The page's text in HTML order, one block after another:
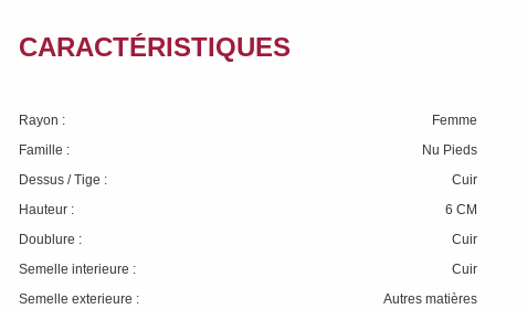
CARACTÉRISTIQUES
Rayon :
Femme
Famille :
Nu Pieds
Dessus / Tige :
Cuir
Hauteur :
6 CM
Doublure :
Cuir
Semelle interieure :
Cuir
Semelle exterieure :
Autres matières